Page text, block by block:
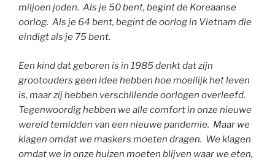
miljoen joden. Als je 50 bent, begint de Koreaanse
oorlog. Als je 64 bent, begint de oorlog in Vietnam die
eindigt als je 75 bent.
Een kind dat geboren is in 1985 denkt dat zijn
grootouders geen idee hebben hoe moeilijk het leven
is, maar zij hebben verschillende oorlogen overleefd.
Tegenwoordig hebben we alle comfort in onze nieuwe
wereld temidden van een nieuwe pandemie. Maar we
klagen omdat we maskers moeten dragen. We klagen
omdat we in onze huizen moeten blijven waar we eten,